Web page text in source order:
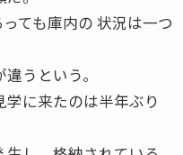
ても庫内の 状況は一つ
うという。
に来たのは半年ぶり